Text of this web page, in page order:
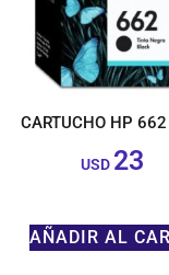
CARTUCHO HP 662
USD 23
AÑADIR AL